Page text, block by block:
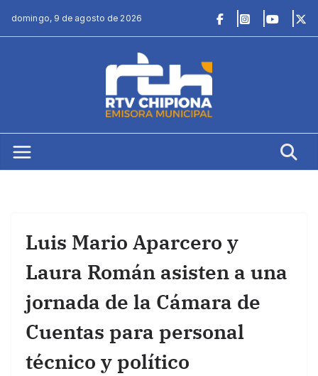
domingo, 9 de agosto de 2026
Luis Mario Aparcero y
Laura Román asisten a una
jornada de la Cámara de
Cuentas para personal
técnico y político